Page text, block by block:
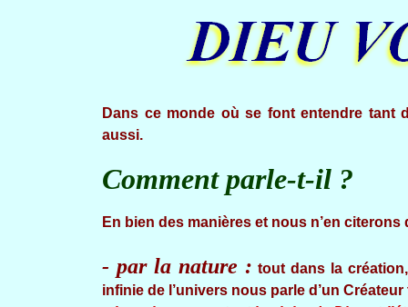
Dans ce monde où se font entendre tant
aussi.
Comment parle-t-il ?
En bien des manières et nous n’en
- par la nature : tout dans la
infinie de l’univers nous parle d’un